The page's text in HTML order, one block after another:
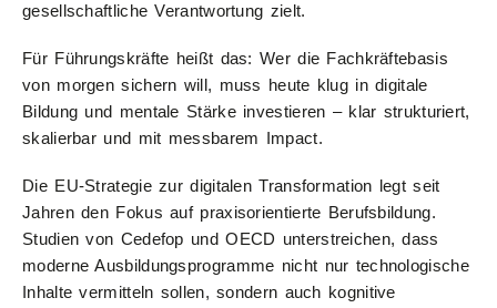
gesellschaftliche Verantwortung zielt.
Für Führungskräfte heißt das: Wer die Fachkräftebasis
von morgen sichern will, muss heute klug in digitale
Bildung und mentale Stärke investieren – klar strukturiert,
skalierbar und mit messbarem Impact.
Die EU-Strategie zur digitalen Transformation legt seit
Jahren den Fokus auf praxisorientierte Berufsbildung.
Studien von Cedefop und OECD unterstreichen, dass
moderne Ausbildungsprogramme nicht nur technologische
Inhalte vermitteln sollen, sondern auch kognitive